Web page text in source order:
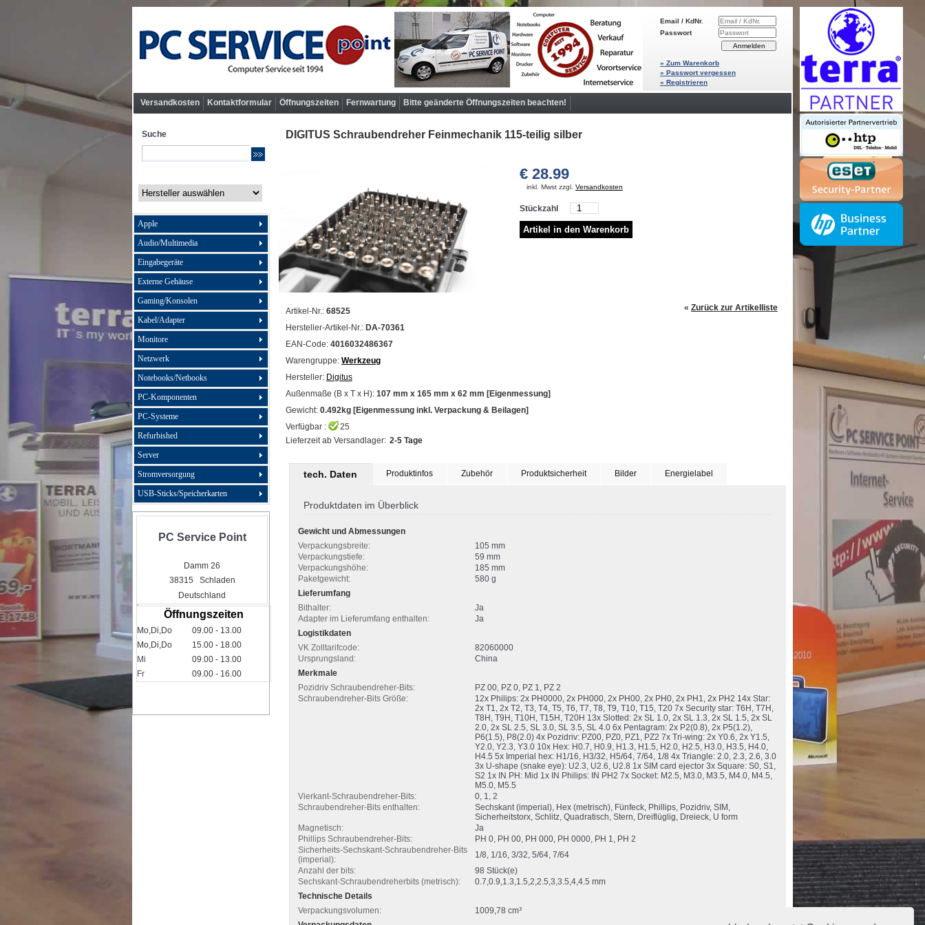
Email / KdNr.
Passwort
» Zum Warenkorb
» Passwort vergessen
» Registrieren
Versandkosten Kontaktformular Öffnungszeiten Fernwartung Bitte geänderte Öffnungszeiten beachten!
Suche
Apple
Audio/Multimedia
Eingabegeräte
Externe Gehäuse
Gaming/Konsolen
Kabel/Adapter
Monitore
Netzwerk
Notebooks/Netbooks
PC-Komponenten
PC-Systeme
Refurbished
Server
Stromversorgung
USB-Sticks/Speicherkarten
PC Service Point
Damm 26
38315 Schladen
Deutschland
Öffnungszeiten
Mo,Di,Do
09.00 - 13.00
Mo,Di,Do
15.00 - 18.00
Mi
09.00 - 13.00
Fr
09.00 - 16.00
DIGITUS Schraubendreher Feinmechanik 115-teilig silber
Artikel-Nr.: 68525
Hersteller-Artikel-Nr.: DA-70361
EAN-Code: 4016032486367
Warengruppe: Werkzeug
Hersteller: Digitus
Außenmaße (B x T x H): 107 mm x 165 mm x 62 mm [Eigenmessung]
Gewicht: 0.492kg [Eigenmessung inkl. Verpackung & Beilagen]
Verfügbar :
25
Lieferzeit ab Versandlager: 2-5 Tage
€ 28.99
inkl. Mwst zzgl. Versandkosten
Stückzahl
« Zurück zur Artikelliste
tech. Daten Produktinfos Zubehör Produktsicherheit Bilder Energielabel
Produktdaten im Überblick
Gewicht und Abmessungen
Verpackungsbreite:
105 mm
Verpackungstiefe:
59 mm
Verpackungshöhe:
185 mm
Paketgewicht:
580 g
Lieferumfang
Bithalter:
Ja
Adapter im Lieferumfang enthalten:
Ja
Logistikdaten
VK Zolltarifcode:
82060000
Ursprungsland:
China
Merkmale
Pozidriv Schraubendreher-Bits:
PZ 00, PZ 0, PZ 1, PZ 2
Schraubendreher-Bits Größe:
12x Philips: 2x PH0000, 2x PH000, 2x PH00, 2x PH0, 2x PH1, 2x PH2 14x Star:
2x T1, 2x T2, T3, T4, T5, T6, T7, T8, T9, T10, T15, T20 7x Security star: T6H, T7H,
T8H, T9H, T10H, T15H, T20H 13x Slotted: 2x SL 1.0, 2x SL 1.3, 2x SL 1.5, 2x SL
2.0, 2x SL 2.5, SL 3.0, SL 3.5, SL 4.0 6x Pentagram: 2x P2(0.8), 2x P5(1.2),
P6(1.5), P8(2.0) 4x Pozidriv: PZ00, PZ0, PZ1, PZ2 7x Tri-wing: 2x Y0.6, 2x Y1.5,
Y2.0, Y2.3, Y3.0 10x Hex: H0.7, H0.9, H1.3, H1.5, H2.0, H2.5, H3.0, H3.5, H4.0,
H4.5 5x Imperial hex: H1/16, H3/32, H5/64, 7/64, 1/8 4x Triangle: 2.0, 2.3, 2.6, 3.0
3x U-shape (snake eye): U2.3, U2.6, U2.8 1x SIM card ejector 3x Square: S0, S1,
S2 1x IN PH: Mid 1x IN Philips: IN PH2 7x Socket: M2.5, M3.0, M3.5, M4.0, M4.5,
M5.0, M5.5
Vierkant-Schraubendreher-Bits:
0, 1, 2
Schraubendreher-Bits enthalten:
Sechskant (imperial), Hex (metrisch), Fünfeck, Phillips, Pozidriv, SIM,
Sicherheitstorx, Schlitz, Quadratisch, Stern, Dreiflüglig, Dreieck, U form
Magnetisch:
Ja
Phillips Schraubendreher-Bits:
PH 0, PH 00, PH 000, PH 0000, PH 1, PH 2
Sicherheits-Sechskant-Schraubendreher-Bits
(imperial):
1/8, 1/16, 3/32, 5/64, 7/64
Anzahl der bits:
98 Stück(e)
Sechskant-Schraubendreherbits (metrisch):
0.7,0.9,1.3,1.5,2,2.5,3,3.5,4,4.5 mm
Technische Details
Verpackungsvolumen:
1009,78 cm³